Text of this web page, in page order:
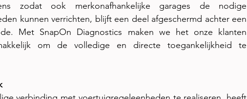
zodat ook merkonafhankelijke garages de nodige
kunnen verrichten, blijft een deel afgeschermd achter een
Met SnapOn Diagnostics maken we het onze klanten
om de volledige en directe toegankelijkheid te